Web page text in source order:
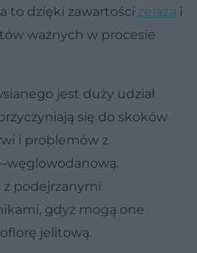
a to dzięki zawartości żelaza i
ważnych w procesie
jest duży udział
się do skoków
i problemów z
z podejrzanymi
gdyż mogą one
jelitową.